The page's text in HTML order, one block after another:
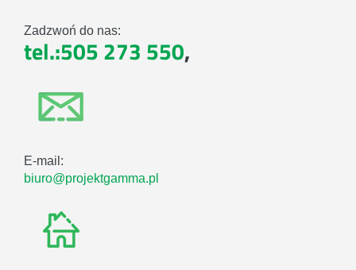
Zadzwoń do nas:
tel.:505 273 550,
E-mail:
biuro@projektgamma.pl